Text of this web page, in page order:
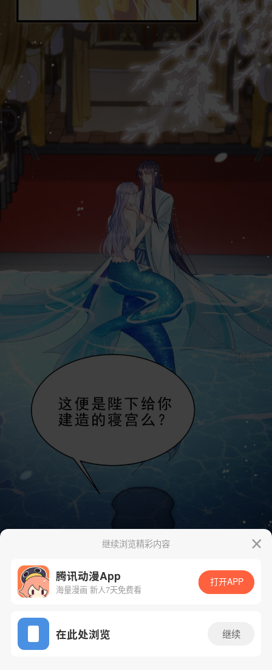
App免费看
继续浏览精彩内容
腾讯动漫App
海量漫画 新人7天免费看
打开APP
在此处浏览 继续